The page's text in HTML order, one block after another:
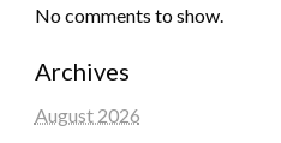
No comments to show.
Archives
August 2026